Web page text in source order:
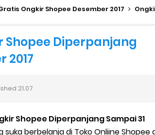
Grabcar Terbaru
Diterima
Ongkir Shopee Desember 2017 Ongkir
Shopee Diperpanjang
2017
21.07
Shopee Diperpanjang Sampai 31
suka berbelanja di Toko Onliine Shopee